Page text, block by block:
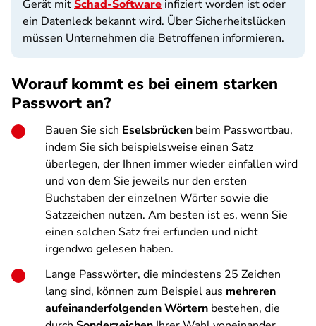
Gerät mitSchad-Software infiziert worden ist oder
ein Datenleck bekannt wird. Über Sicherheitslücken
müssen Unternehmen die Betroffenen informieren.
Worauf kommt es bei einem starken
Passwort an?
Bauen Sie sich Eselsbrücken beim Passwortbau,
indem Sie sich beispielsweise einen Satz
überlegen, der Ihnen immer wieder einfallen wird
und von dem Sie jeweils nur den ersten
Buchstaben der einzelnen Wörter sowie die
Satzzeichen nutzen. Am besten ist es, wenn Sie
einen solchen Satz frei erfunden und nicht
irgendwo gelesen haben.
Lange Passwörter, die mindestens 25 Zeichen
lang sind, können zum Beispiel aus mehreren
aufeinanderfolgenden Wörtern bestehen, die